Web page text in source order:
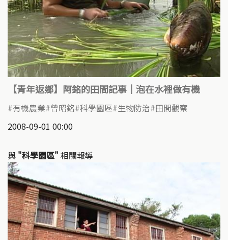
【青年返鄉】阿銘的田間記事｜泡在水裡做有機
有機農業 曾昭銘 科學園區 生物防治 田間觀察
2008-09-01 00:00
與 "科學園區" 相關報導